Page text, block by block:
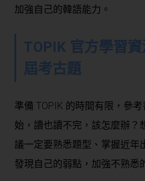
加強自己的韓語能力。
TOPIK 官方學習
屆考古題
準備 TOPIK 的時間有限，參
始，讀也讀不完，該怎麼辦？
議一定要熟悉題型、掌握近年
發現自己的弱點，加強不熟悉